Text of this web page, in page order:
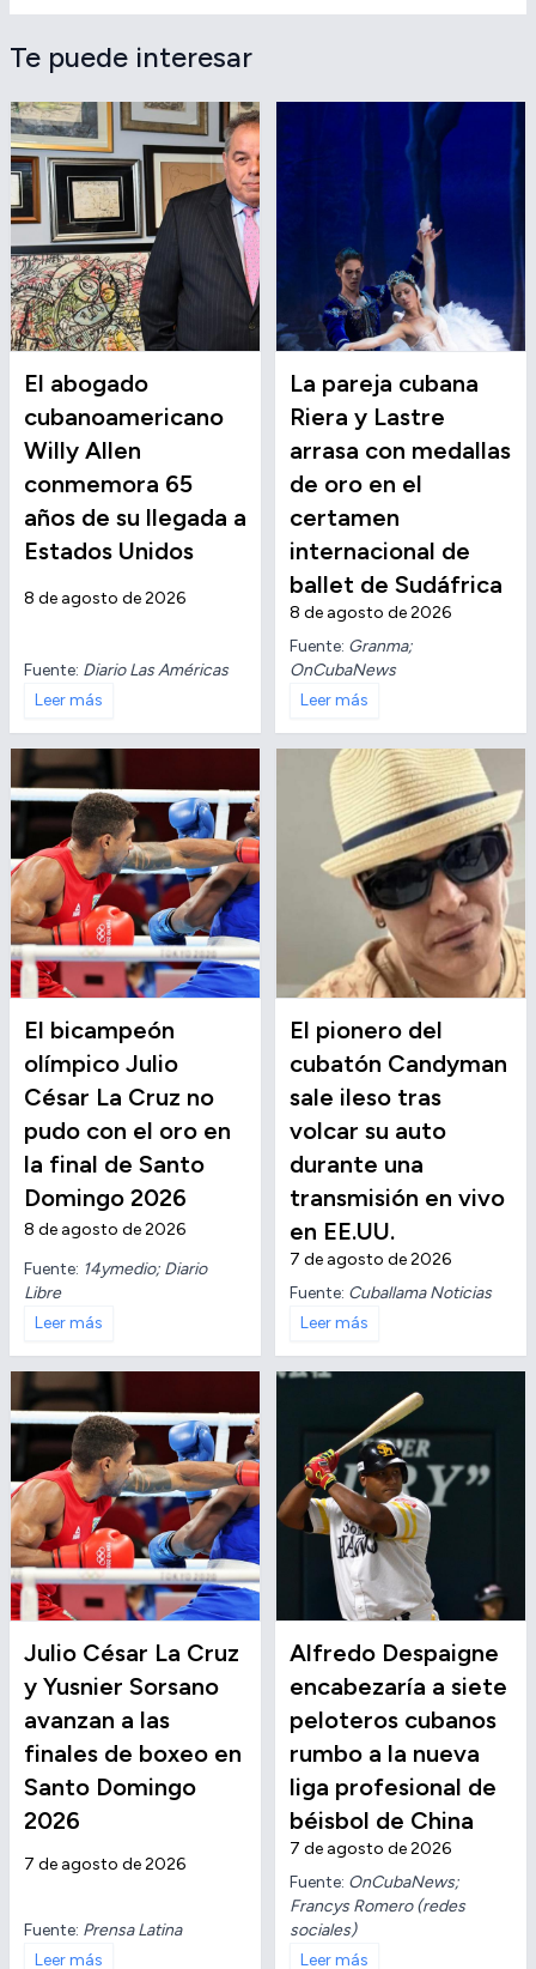
Te puede interesar
El abogado
cubanoamericano
Willy Allen
conmemora 65
años de su llegada a
Estados Unidos
8 de agosto de 2026
Fuente: Diario Las Américas
Leer más
La pareja cubana
Riera y Lastre
arrasa con medallas
de oro en el
certamen
internacional de
ballet de Sudáfrica
8 de agosto de 2026
Fuente: Granma;
OnCubaNews
Leer más
El bicampeón
olímpico Julio
César La Cruz no
pudo con el oro en
la final de Santo
Domingo 2026
8 de agosto de 2026
Fuente: 14ymedio; Diario
Libre
Leer más
El pionero del
cubatón Candyman
sale ileso tras
volcar su auto
durante una
transmisión en vivo
en EE.UU.
7 de agosto de 2026
Fuente: Cuballama Noticias
Leer más
Julio César La Cruz
y Yusnier Sorsano
avanzan a las
finales de boxeo en
Santo Domingo
2026
7 de agosto de 2026
Fuente: Prensa Latina
Leer más
Alfredo Despaigne
encabezaría a siete
peloteros cubanos
rumbo a la nueva
liga profesional de
béisbol de China
7 de agosto de 2026
Fuente: OnCubaNews;
Francys Romero (redes
sociales)
Leer más